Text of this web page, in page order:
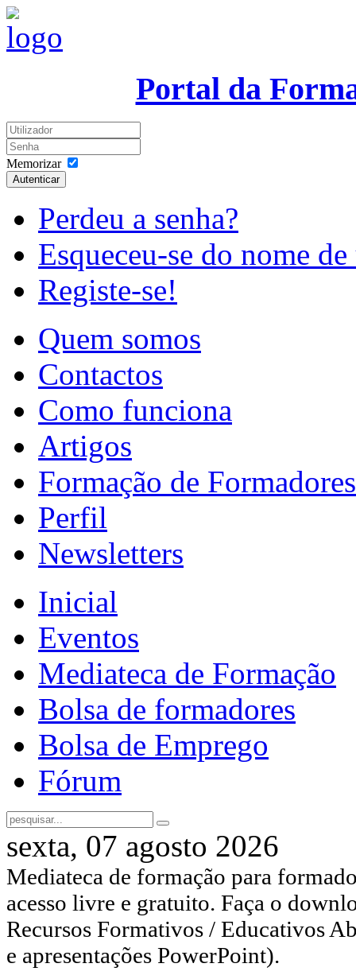
Portal da
Memorizar
Autenticar
Perdeu a senha?
Esqueceu-se do nome
Registe-se!
Quem somos
Contactos
Como funciona
Artigos
Formação de Formadores
Perfil
Newsletters
Inicial
Eventos
Mediateca de Formação
Bolsa de formadores
Bolsa de Emprego
Fórum
sexta, 07 agosto 2026
Mediateca de formação para
acesso livre e gratuito. Faça o
Recursos Formativos / Educativos
e apresentações PowerPoint).